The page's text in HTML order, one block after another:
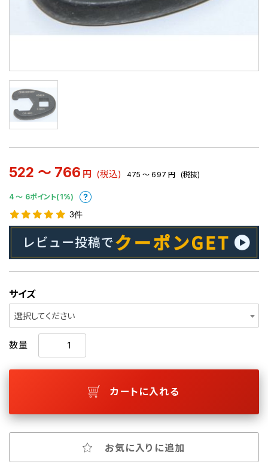
522 ～ 766 円 (税込) 475 ～ 697 円 (税抜)
4 〜 6ポイント(1%)
3件
サイズ
選択してください
数量
カートに入れる
お気に入りに追加